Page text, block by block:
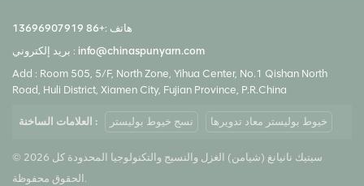
هاتف :+86 13696907919
بريد إلكتروني : info@chinaspunyarn.com
Add : Room 505, 5/F, North Zone, Yihua Center, No.1 Qishan North
Road, Huli District, Xiamen City, Fujian Province, P.R.China
العلامات الساخنة : نسج خيوط بوليستر خيوط بوليستر معاد تدويرها
© 2026 سيتيك نانيانغ (شيامن) الغزل والنسيج والتكنولوجيا المحدودة كل
الحقوق محفوظة.